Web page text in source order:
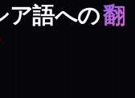
ア語への翻